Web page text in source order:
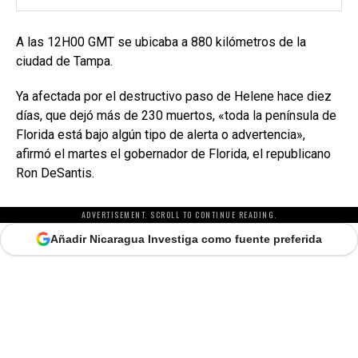
A las 12H00 GMT se ubicaba a 880 kilómetros de la
ciudad de Tampa.
Ya afectada por el destructivo paso de Helene hace diez
días, que dejó más de 230 muertos, «toda la península de
Florida está bajo algún tipo de alerta o advertencia»,
afirmó el martes el gobernador de Florida, el republicano
Ron DeSantis.
ADVERTISEMENT. SCROLL TO CONTINUE READING.
Añadir Nicaragua Investiga como fuente preferida